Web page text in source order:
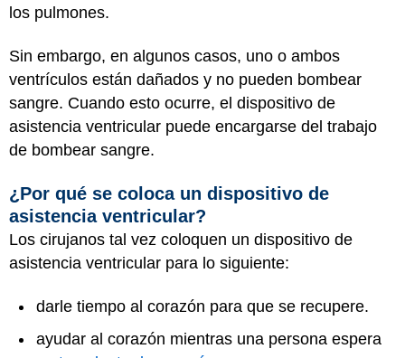
los pulmones.
Sin embargo, en algunos casos, uno o ambos
ventrículos están dañados y no pueden bombear
sangre. Cuando esto ocurre, el dispositivo de
asistencia ventricular puede encargarse del trabajo
de bombear sangre.
¿Por qué se coloca un dispositivo de
asistencia ventricular?
Los cirujanos tal vez coloquen un dispositivo de
asistencia ventricular para lo siguiente:
darle tiempo al corazón para que se recupere.
ayudar al corazón mientras una persona espera